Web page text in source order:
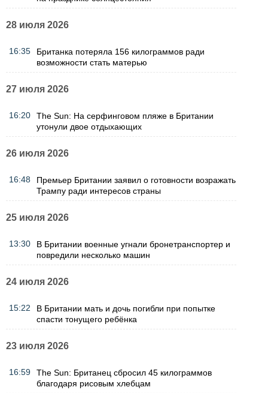
28 июля 2026
16:35
Британка потеряла 156 килограммов ради
возможности стать матерью
27 июля 2026
16:20
The Sun: На серфинговом пляже в Британии
утонули двое отдыхающих
26 июля 2026
16:48
Премьер Британии заявил о готовности возражать
Трампу ради интересов страны
25 июля 2026
13:30
В Британии военные угнали бронетранспортер и
повредили несколько машин
24 июля 2026
15:22
В Британии мать и дочь погибли при попытке
спасти тонущего ребёнка
23 июля 2026
16:59
The Sun: Британец сбросил 45 килограммов
благодаря рисовым хлебцам